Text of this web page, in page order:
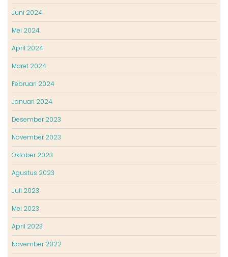
Juni 2024
Mei 2024
April 2024
Maret 2024
Februari 2024
Januari 2024
Desember 2023
November 2023
Oktober 2023
Agustus 2023
Juli 2023
Mei 2023
April 2023
November 2022